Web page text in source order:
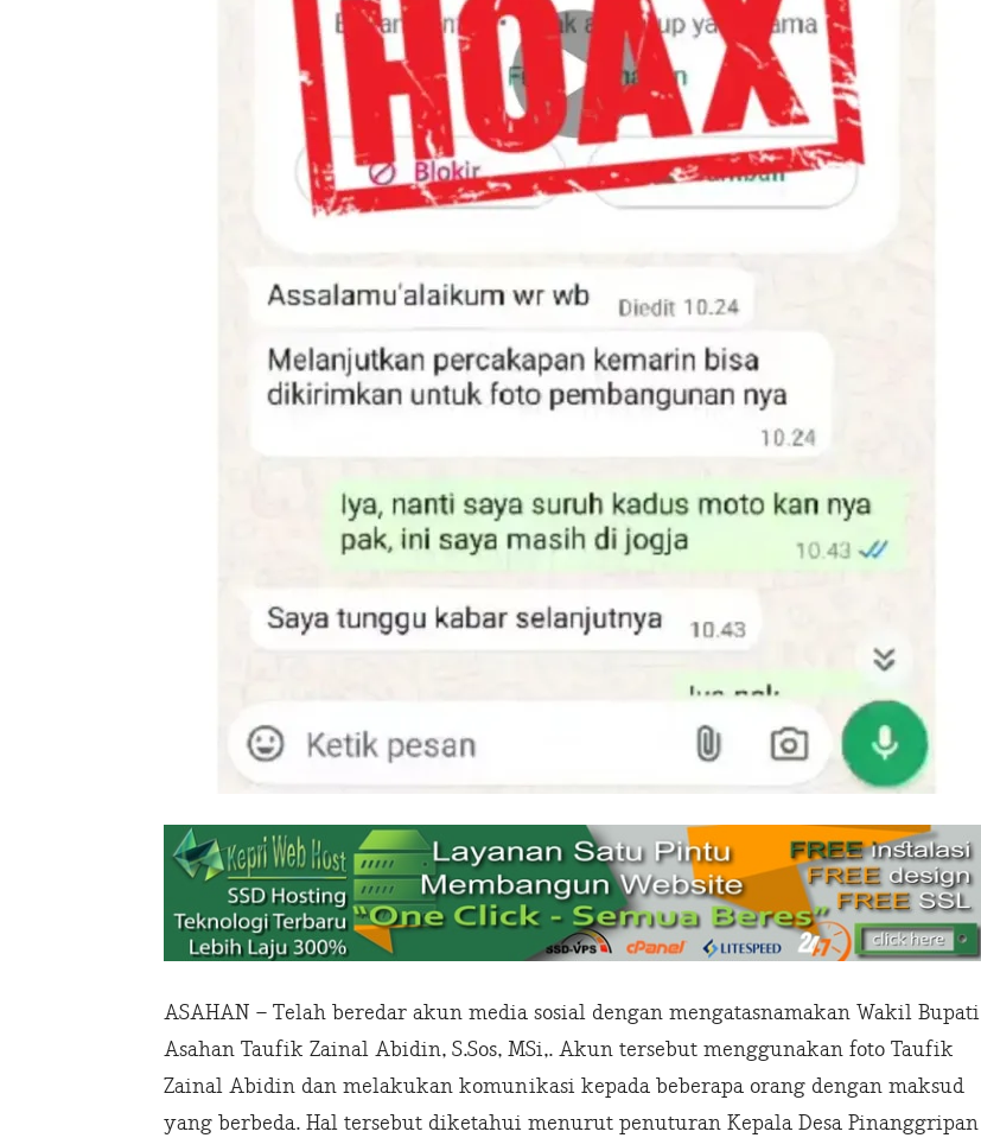
ASAHAN – Telah beredar akun media sosial dengan mengatasnamakan Wakil Bupati
Asahan Taufik Zainal Abidin, S.Sos, MSi,. Akun tersebut menggunakan foto Taufik
Zainal Abidin dan melakukan komunikasi kepada beberapa orang dengan maksud
yang berbeda. Hal tersebut diketahui menurut penuturan Kepala Desa Pinanggripan